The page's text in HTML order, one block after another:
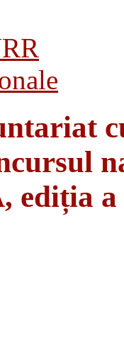
ediția